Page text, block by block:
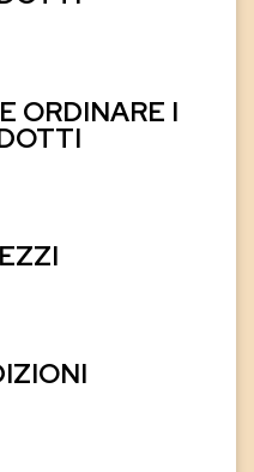
ORDINARE I